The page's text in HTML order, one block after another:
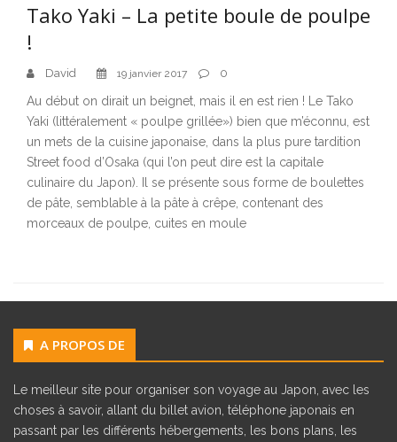
Tako Yaki – La petite boule de poulpe
!
David 19 janvier 2017 0
Au début on dirait un beignet, mais il en est rien ! Le Tako
Yaki (littéralement « poulpe grillée») bien que m’éconnu, est
un mets de la cuisine japonaise, dans la plus pure tardition
Street food d’Osaka (qui l’on peut dire est la capitale
culinaire du Japon). Il se présente sous forme de boulettes
de pâte, semblable à la pâte à crêpe, contenant des
morceaux de poulpe, cuites en moule
A PROPOS DE
Le meilleur site pour organiser son voyage au Japon, avec les
choses à savoir, allant du billet avion, téléphone japonais en
passant par les différents hébergements, les bons plans, les